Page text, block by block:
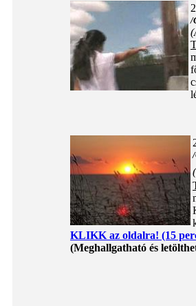
/
KLIKK az oldalra! (15
(Meghallgatható és